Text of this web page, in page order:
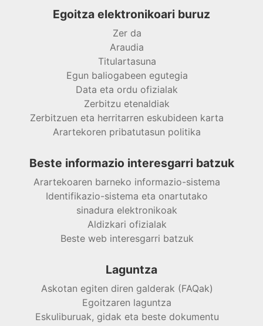
Egoitza elektronikoari buruz
Zer da
Araudia
Titulartasuna
Egun baliogabeen egutegia
Data eta ordu ofizialak
Zerbitzu etenaldiak
Zerbitzuen eta herritarren eskubideen karta
Arartekoren pribatutasun politika
Beste informazio interesgarri batzuk
Arartekoaren barneko informazio-sistema
Identifikazio-sistema eta onartutako
sinadura elektronikoak
Aldizkari ofizialak
Beste web interesgarri batzuk
Laguntza
Askotan egiten diren galderak (FAQak)
Egoitzaren laguntza
Eskuliburuak, gidak eta beste dokumentu